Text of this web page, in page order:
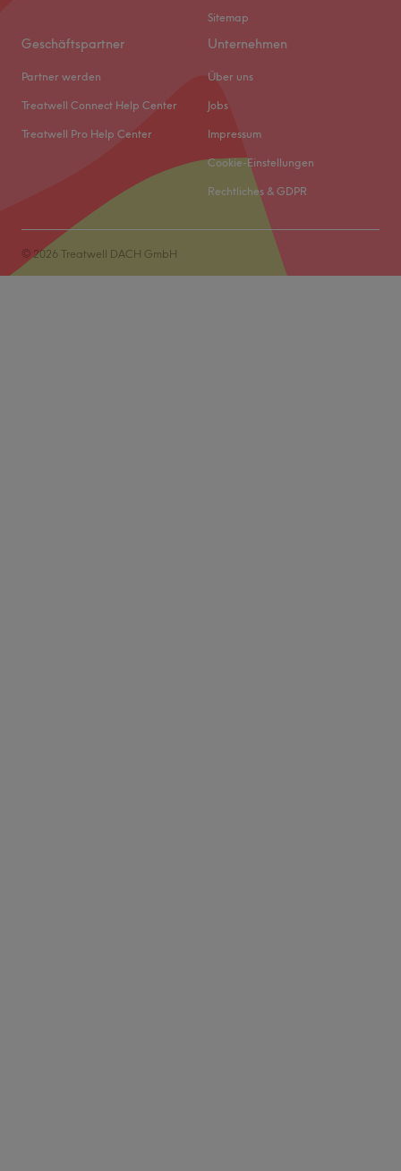
Sitemap
Geschäftspartner
Partner werden
Treatwell Connect Help Center
Treatwell Pro Help Center
Unternehmen
Über uns
Jobs
Impressum
Cookie-Einstellungen
Rechtliches & GDPR
© 2026 Treatwell DACH GmbH